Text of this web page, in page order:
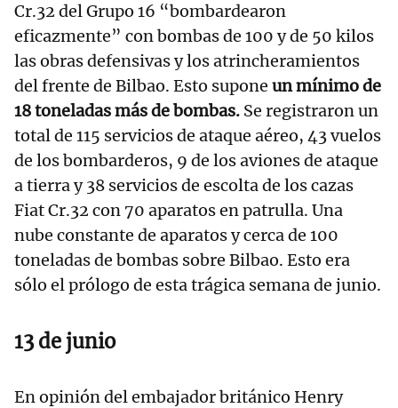
Cr.32 del Grupo 16 “bombardearon
eficazmente” con bombas de 100 y de 50 kilos
las obras defensivas y los atrincheramientos
del frente de Bilbao. Esto supone un mínimo de
18 toneladas más de bombas. Se registraron un
total de 115 servicios de ataque aéreo, 43 vuelos
de los bombarderos, 9 de los aviones de ataque
a tierra y 38 servicios de escolta de los cazas
Fiat Cr.32 con 70 aparatos en patrulla. Una
nube constante de aparatos y cerca de 100
toneladas de bombas sobre Bilbao. Esto era
sólo el prólogo de esta trágica semana de junio.
13 de junio
En opinión del embajador británico Henry